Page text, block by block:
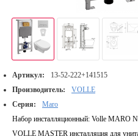
Артикул:
13-52-222+141515
Производитель:
VOLLE
Серия:
Maro
Набор инсталляционный: Volle MARO
VOLLE MASTER инсталляция для